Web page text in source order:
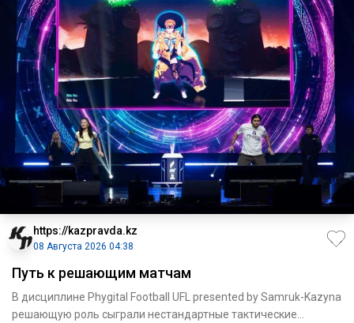
https://kazpravda.kz
08 Августа 2026 04:38
Путь к решающим матчам
В дисциплине Phygital Football UFL presented by Samruk-Kazyna
решающую роль сыграли нестандартные тактические